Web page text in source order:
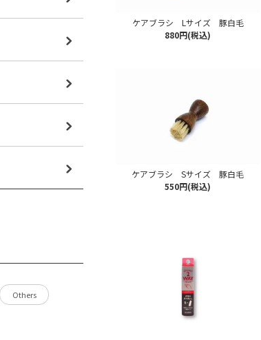
ケアブラシ Lサイズ 豚白毛
880円(税込)
ケアブラシ Sサイズ 豚白毛
550円(税込)
Others